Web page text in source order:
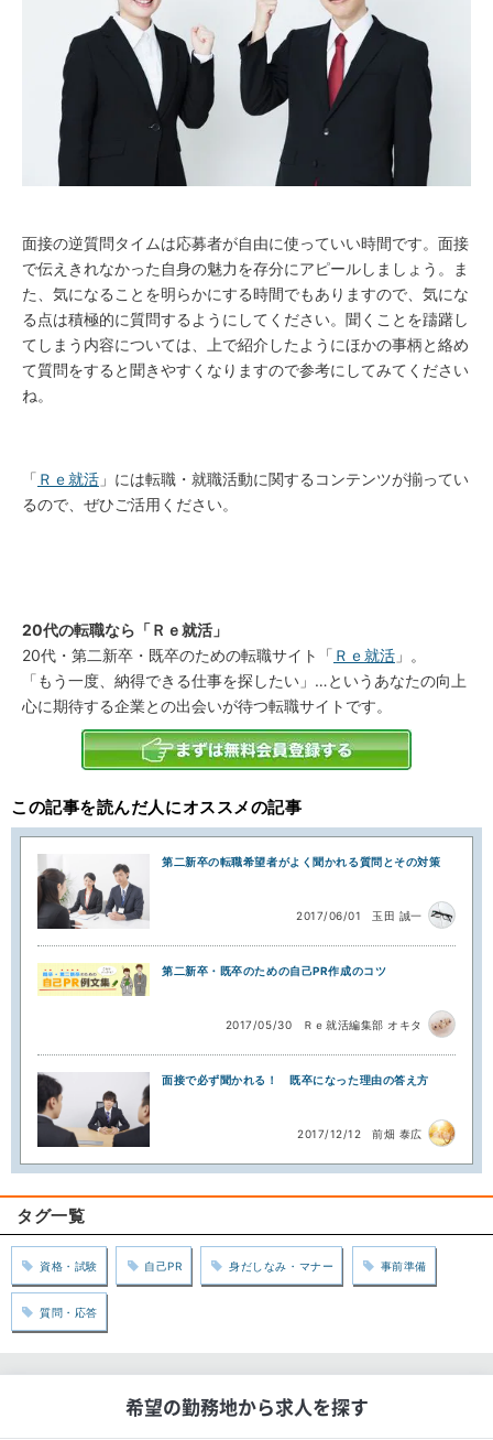
面接の逆質問タイムは応募者が自由に使っていい時間です。面接
で伝えきれなかった自身の魅力を存分にアピールしましょう。ま
た、気になることを明らかにする時間でもありますので、気にな
る点は積極的に質問するようにしてください。聞くことを躊躇し
てしまう内容については、上で紹介したようにほかの事柄と絡め
て質問をすると聞きやすくなりますので参考にしてみてください
ね。
「 Ｒｅ就活 」には転職・就職活動に関するコンテンツが揃ってい
るので、ぜひご活用ください。
20代の転職なら「Ｒｅ就活」
20代・第二新卒・既卒のための転職サイト「 Ｒｅ就活 」。
「もう一度、納得できる仕事を探したい」…というあなたの向上
心に期待する企業との出会いが待つ転職サイトです。
この記事を読んだ人にオススメの記事
第二新卒の転職希望者がよく聞かれる質問とその対策
2017/06/01 玉田 誠一
第二新卒・既卒のための自己PR作成のコツ
2017/05/30 Ｒｅ就活編集部 オキタ
面接で必ず聞かれる！ 既卒になった理由の答え方
2017/12/12 前畑 泰広
タグ一覧
資格・試験 自己PR 身だしなみ・マナー 事前準備
質問・応答
希望の勤務地から求人を探す